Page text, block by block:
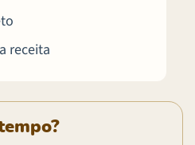
receita